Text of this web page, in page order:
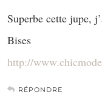
Superbe cette jupe,
Bises
http://
RÉPONDRE